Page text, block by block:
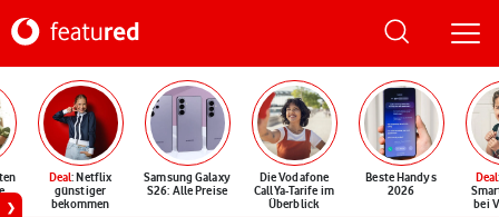
Deal: Netflix
günstiger
bekommen
Samsung Galaxy
S26: Alle Preise
Die Vodafone
CallYa-Tarife im
Überblick
Beste Handys
2026
Deal
bei